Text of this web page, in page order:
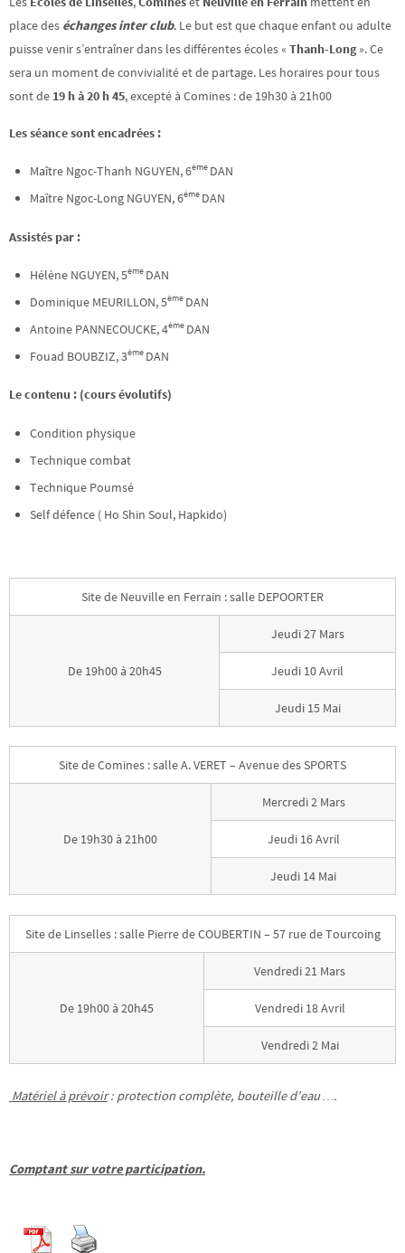
place des échanges inter club. Le but est que chaque enfant ou adulte
puisse venir s’entraîner dans les différentes écoles « Thanh-Long». Ce
sera un moment de convivialité et de partage. Les horaires pour tous
sont de 19 h à 20 h 45,excepté à Comines : de 19h30 à 21h00
Les séance sont encadrées :
Maître Ngoc-Thanh NGUYEN, 6ème DAN
Maître Ngoc-Long NGUYEN, 6ème DAN
Assistés par :
Hélène NGUYEN, 5ème DAN
Dominique MEURILLON, 5ème DAN
Antoine PANNECOUCKE, 4ème DAN
Fouad BOUBZIZ, 3ème DAN
Le contenu : (cours évolutifs)
Condition physique
Technique combat
Technique Poumsé
Self défence ( Ho Shin Soul, Hapkido)
Site de Neuville en Ferrain : salle DEPOORTER
De 19h00 à 20h45
Jeudi 27 Mars
Jeudi 10 Avril
Jeudi 15 Mai
Site de Comines : salle A. VERET – Avenue des SPORTS
De 19h30 à 21h00
Mercredi 2 Mars
Jeudi 16 Avril
Jeudi 14 Mai
Site de Linselles : salle Pierre de COUBERTIN – 57 rue de Tourcoing
De 19h00 à 20h45
Vendredi 21 Mars
Vendredi 18 Avril
Vendredi 2 Mai
Matériel à prévoir: protection complète, bouteille d’eau ….
Comptant sur votre participation.